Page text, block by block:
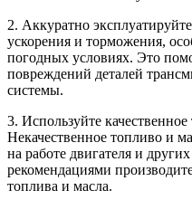
2. Аккуратно
ускорения и торможения,
погодных условиях. Это
повреждений деталей
системы.
3. Используйте
Некачественное топливо и
на работе двигателя и
рекомендациями
топлива и масла.